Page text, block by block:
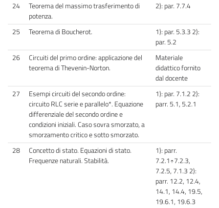
24
Teorema del massimo trasferimento di
potenza.
2): par. 7.7.4
25 Teorema di Boucherot.
1): par. 5.3.3 2):
par. 5.2
26
Circuiti del primo ordine: applicazione del
teorema di Thevenin-Norton.
Materiale
didattico fornito
dal docente
27
Esempi circuiti del secondo ordine:
circuito RLC serie e parallelo*. Equazione
differenziale del secondo ordine e
condizioni iniziali. Caso sovra smorzato, a
smorzamento critico e sotto smorzato.
1): par. 7.1.2 2):
parr. 5.1, 5.2.1
28
Concetto di stato. Equazioni di stato.
Frequenze naturali. Stabilità.
1): parr.
7.2.1÷7.2.3,
7.2.5, 7.1.3 2):
parr. 12.2, 12.4,
14.1, 14.4, 19.5,
19.6.1, 19.6.3